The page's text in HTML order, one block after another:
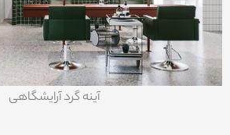
آینه گرد آرایشگاهی